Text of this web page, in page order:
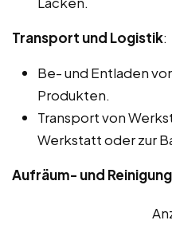
Transport und Logistik:
Be- und Entladen
Produkten.
Transport von
Werkstatt oder zur
Aufräum- und